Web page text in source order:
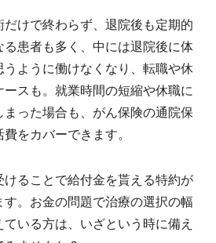
けで終わらず、退院後も定期的
患者も多く、中には退院後に体
ように働けなくなり、転職や休
スも。就業時間の短縮や休職に
まった場合も、がん保険の通院保
をカバーできます。
けることで給付金を貰える特約が
。お金の問題で治療の選択の幅
いる方は、いざという時に備え